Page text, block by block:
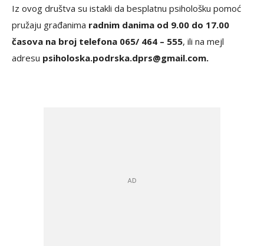
Iz ovog društva su istakli da besplatnu psihološku pomoć
pružaju građanima radnim danima od 9.00 do 17.00
časova na broj telefona 065/ 464 – 555, ili na mejl
adresu psiholoska.podrska.dprs@gmail.com.